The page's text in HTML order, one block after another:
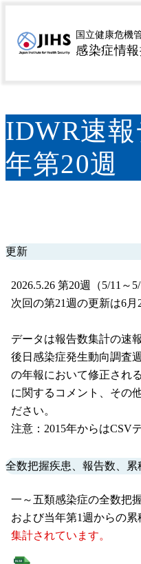
国立健康危機
感染症情
トップページ>サーベ
週報（IDWR）>速報>
IDWR速
年第20週
更新
2026.5.26 第20週（5/11～
次回の第21週の更新は6月
データは報告数集計の速
後日感染症発生動向調査
の年報において修正され
に関するコメント、その
ださい。
注意：2015年からはCSV
全数把握疾患、報告数、累
一～五類感染症の全数把
および当年第1週からの累
集計されています。